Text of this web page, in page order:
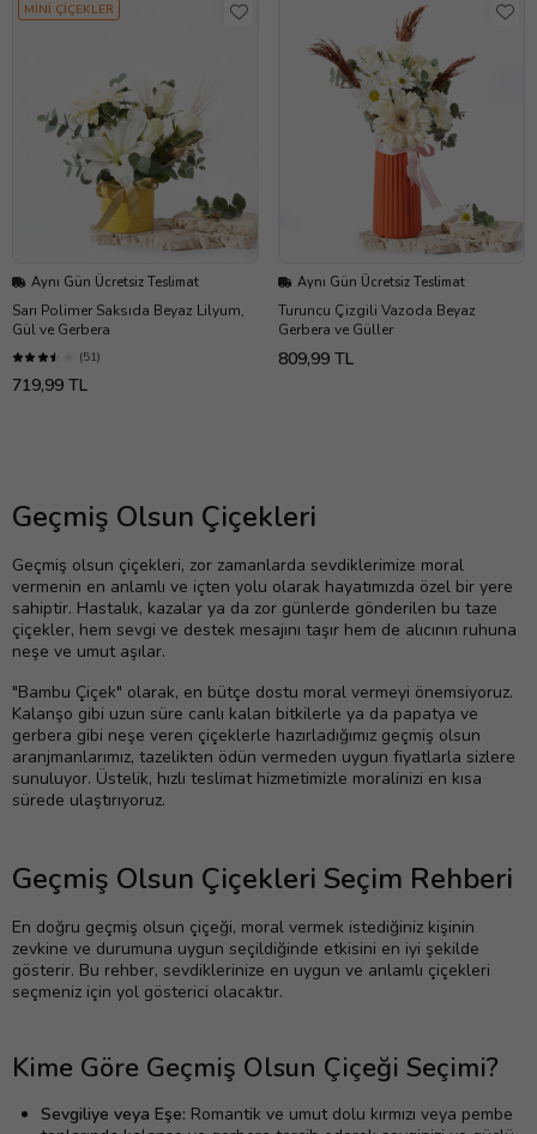
MİNİ ÇİÇEKLER
Aynı Gün Ücretsiz Teslimat
Sarı Polimer Saksıda Beyaz Lilyum,
Gül ve Gerbera
(51)
719,99 TL
Aynı Gün Ücretsiz Teslimat
Turuncu Çizgili Vazoda Beyaz
Gerbera ve Güller
809,99 TL
Geçmiş Olsun Çiçekleri
Geçmiş olsun çiçekleri, zor zamanlarda sevdiklerimize moral
vermenin en anlamlı ve içten yolu olarak hayatımızda özel bir yere
sahiptir. Hastalık, kazalar ya da zor günlerde gönderilen bu taze
çiçekler, hem sevgi ve destek mesajını taşır hem de alıcının ruhuna
neşe ve umut aşılar.
"Bambu Çiçek" olarak, en bütçe dostu moral vermeyi önemsiyoruz.
Kalanşo gibi uzun süre canlı kalan bitkilerle ya da papatya ve
gerbera gibi neşe veren çiçeklerle hazırladığımız geçmiş olsun
aranjmanlarımız, tazelikten ödün vermeden uygun fiyatlarla sizlere
sunuluyor. Üstelik, hızlı teslimat hizmetimizle moralinizi en kısa
sürede ulaştırıyoruz.
Geçmiş Olsun Çiçekleri Seçim Rehberi
En doğru geçmiş olsun çiçeği, moral vermek istediğiniz kişinin
zevkine ve durumuna uygun seçildiğinde etkisini en iyi şekilde
gösterir. Bu rehber, sevdiklerinize en uygun ve anlamlı çiçekleri
seçmeniz için yol gösterici olacaktır.
Kime Göre Geçmiş Olsun Çiçeği Seçimi?
Sevgiliye veya Eşe: Romantik ve umut dolu kırmızı veya pembe